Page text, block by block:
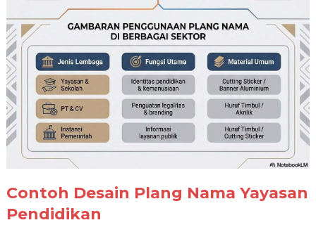
Contoh Desain Plang Nama Yayasan
Pendidikan